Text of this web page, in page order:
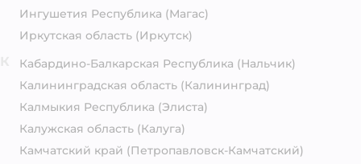
Ингушетия Республика (Магас)
Иркутская область (Иркутск)
Кабардино-Балкарская Республика (Нальчик)
Калининградская область (Калининград)
Калмыкия Республика (Элиста)
Калужская область (Калуга)
Камчатский край (Петропавловск-Камчатский)